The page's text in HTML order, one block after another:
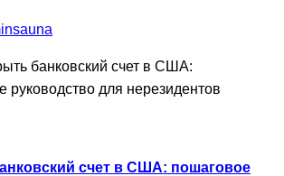
счет в США: пошаговое